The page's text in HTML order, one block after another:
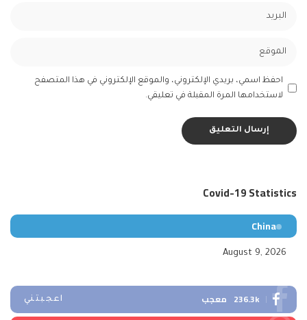
احفظ اسمي، بريدي الإلكتروني، والموقع الإلكتروني في هذا المتصفح
لاستخدامها المرة المقبلة في تعليقي.
Covid-19 Statistics
China
August 9, 2026
236.3k معجب اعجبتني